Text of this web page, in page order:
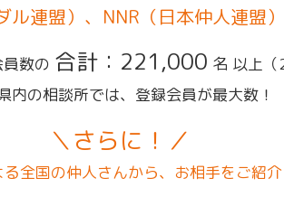
ル連盟）、NNR（日本仲人連盟
数の 合計：221,000 名 以上
内の相談所では、登録会員が最大数！
＼さらに！／
全国の仲人さんから、お相手をご紹